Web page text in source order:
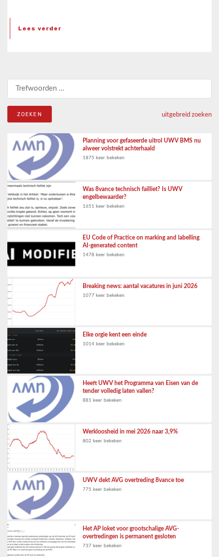
Lees verder
Zoeken naar:
uitgebreid zoeken
Planning voor gefaseerde uitrol UWV BMS nu
alweer volstrekt achterhaald
1875 keer bekeken
Was 8vance technisch failliet? Is UWV
engelbewaarder?
1651 keer bekeken
EU Code of Practice on marking and labelling
AI-generated content
1478 keer bekeken
Breaking news: aantal vacatures in juni 2026
1077 keer bekeken
Elke orgie kent een einde
1014 keer bekeken
Heeft UWV het Programma van Eisen van de
tender volledig laten vallen?
881 keer bekeken
Werkloosheid in mei 2026 naar 3,9%
802 keer bekeken
UWV dekt AVG overtreding 8vance toe
775 keer bekeken
Het AP loket voor grootschalige AVG-
overtredingen is permanent gesloten
737 keer bekeken